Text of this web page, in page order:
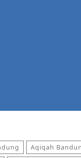
Aqiqah